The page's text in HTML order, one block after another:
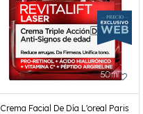
Crema Facial De Día L'oreal Paris